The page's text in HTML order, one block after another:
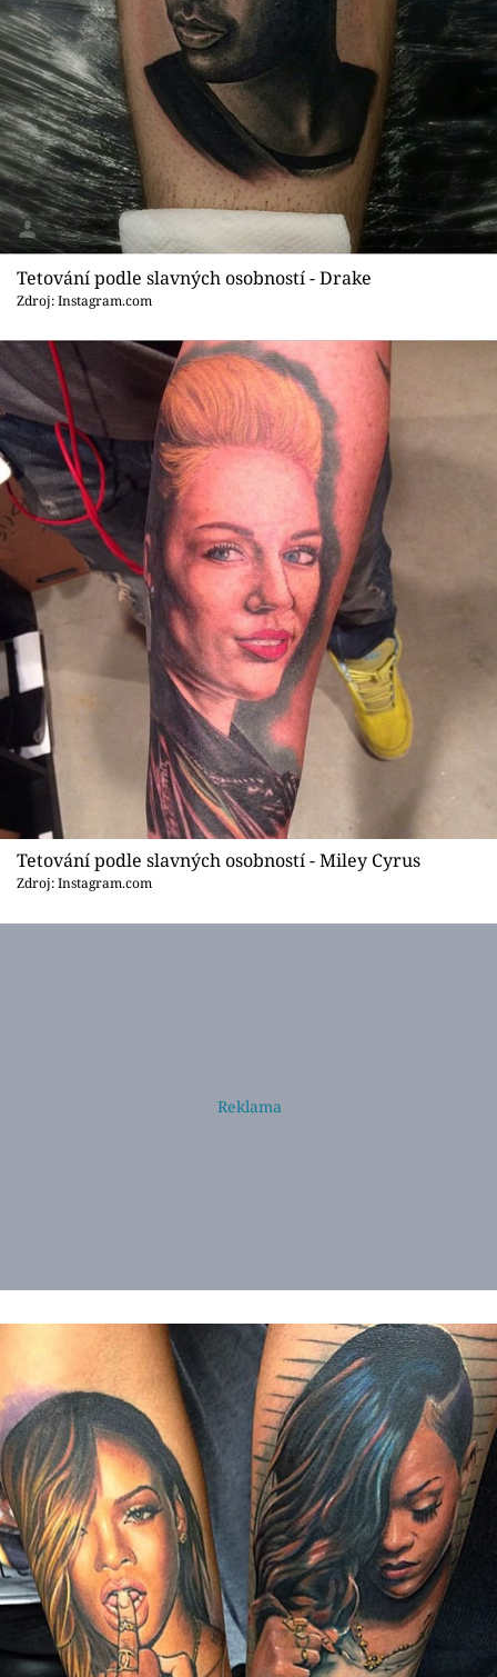
Tetování podle slavných osobností - Drake
Zdroj: Instagram.com
Tetování podle slavných osobností - Miley Cyrus
Zdroj: Instagram.com